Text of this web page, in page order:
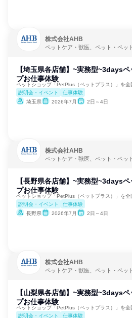
株式会社AHB
ペットケア・獣医、ペット・ペッ
【埼玉県各店舗】~実務型~3days
プお仕事体験
ペットショップ「PetPlus（ペットプラス）」を全
説明会・イベント
仕事体験
埼玉県
2026年7月 2日～4日
株式会社AHB
ペットケア・獣医、ペット・ペッ
【長野県各店舗】~実務型~3days
プお仕事体験
ペットショップ「PetPlus（ペットプラス）」を全
説明会・イベント
仕事体験
長野県
2026年7月 2日～4日
株式会社AHB
ペットケア・獣医、ペット・ペッ
【山梨県各店舗】~実務型~3days
プお仕事体験
ペットショップ「PetPlus（ペットプラス）」を全
説明会・イベント
仕事体験